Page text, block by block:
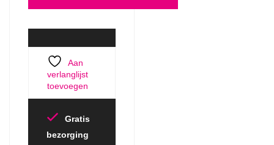
Aan
verlanglijst
toevoegen
Gratis
bezorging